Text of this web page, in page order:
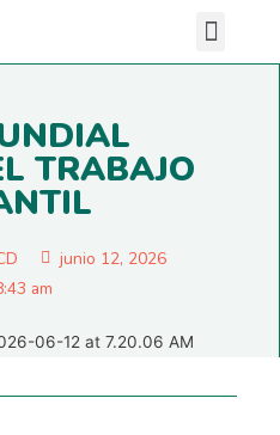
TRABAJO
junio 12, 2026
am